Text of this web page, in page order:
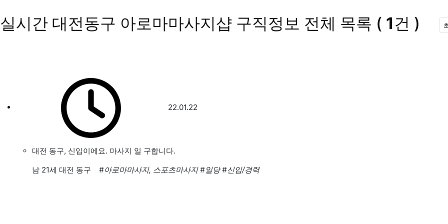
실시간 대전동구 아로마마사지샵 구직정보 전체 목록 ( 1건 )
22.01.22
대전 동구, 신입이에요. 마사지 일 구합니다.
남 21세 대전 동구 #아로마마사지, 스포츠마사지 #일당 #신입/경력